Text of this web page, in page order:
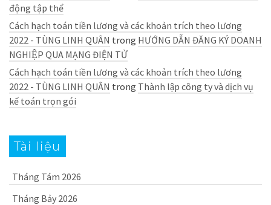
động tập thể
Cách hạch toán tiền lương và các khoản trích theo lương
2022 - TÙNG LINH QUÂN trong HƯỚNG DẪN ĐĂNG KÝ DOANH
NGHIỆP QUA MẠNG ĐIỆN TỬ
Cách hạch toán tiền lương và các khoản trích theo lương
2022 - TÙNG LINH QUÂN trong Thành lập công ty và dịch vụ
kế toán trọn gói
Tài liệu
Tháng Tám 2026
Tháng Bảy 2026